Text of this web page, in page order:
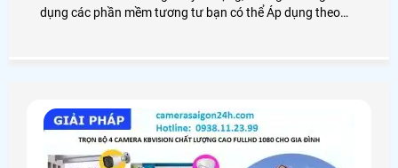
dụng các phần mềm tương tư bạn có thể Áp dụng theo
Ebitcam, Camera wifi Ezviz và camera wifi Imous